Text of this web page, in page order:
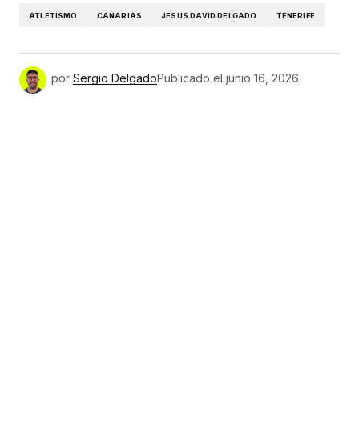
ATLETISMO CANARIAS JESUS DAVID DELGADO TENERIFE
por Sergio DelgadoPublicado el junio 16, 2026